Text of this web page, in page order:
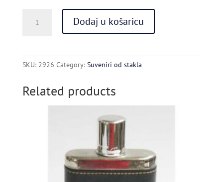
PEPELJARA
Dodaj u košaricu
SKU: 2926 Category: Suveniri od stakla
Related products